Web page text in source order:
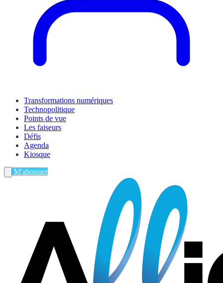
Transformations numériques
Technopolitique
Points de vue
Les faiseurs
Défis
Agenda
Kiosque
M'abonner